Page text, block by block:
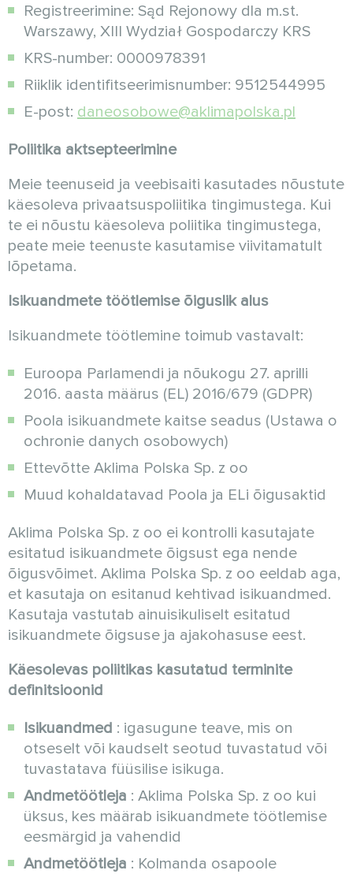
Registreerimine: Sąd Rejonowy dla m.st.
Warszawy, XIII Wydział Gospodarczy KRS
KRS-number: 0000978391
Riiklik identifitseerimisnumber: 9512544995
E-post: daneosobowe@aklimapolska.pl
Poliitika aktsepteerimine
Meie teenuseid ja veebisaiti kasutades nõustute
käesoleva privaatsuspoliitika tingimustega. Kui
te ei nõustu käesoleva poliitika tingimustega,
peate meie teenuste kasutamise viivitamatult
lõpetama.
Isikuandmete töötlemise õiguslik alus
Isikuandmete töötlemine toimub vastavalt:
Euroopa Parlamendi ja nõukogu 27. aprilli
2016. aasta määrus (EL) 2016/679 (GDPR)
Poola isikuandmete kaitse seadus (Ustawa o
ochronie danych osobowych)
Ettevõtte Aklima Polska Sp. z oo
Muud kohaldatavad Poola ja ELi õigusaktid
Aklima Polska Sp. z oo ei kontrolli kasutajate
esitatud isikuandmete õigsust ega nende
õigusvõimet. Aklima Polska Sp. z oo eeldab aga,
et kasutaja on esitanud kehtivad isikuandmed.
Kasutaja vastutab ainuisikuliselt esitatud
isikuandmete õigsuse ja ajakohasuse eest.
Käesolevas poliitikas kasutatud terminite
definitsioonid
Isikuandmed : igasugune teave, mis on
otseselt või kaudselt seotud tuvastatud või
tuvastatava füüsilise isikuga.
Andmetöötleja : Aklima Polska Sp. z oo kui
üksus, kes määrab isikuandmete töötlemise
eesmärgid ja vahendid
Andmetöötleja : Kolmanda osapoole